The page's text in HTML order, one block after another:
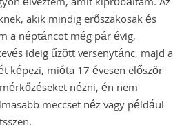
akik mindig erőszakosak és
a néptáncot még pár évig,
ideig űzött versenytánc, majd a
képezi, mióta 17 évesen először
nézni, én nem
meccset néz vagy például